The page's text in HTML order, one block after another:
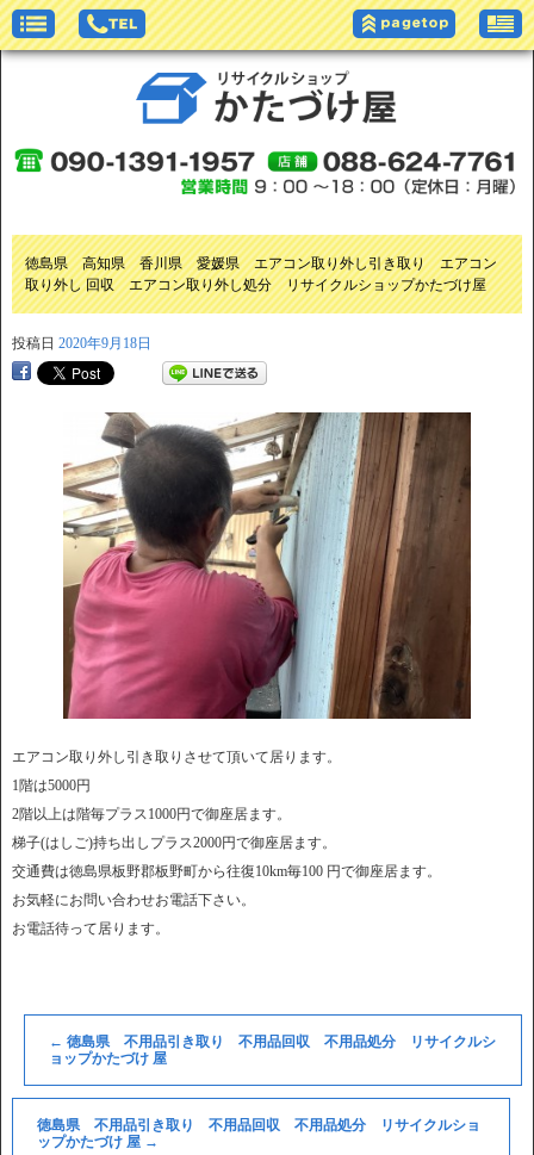
徳島県 高知県 香川県 愛媛県 エアコン取り外し引き取り エアコン
取り外し 回収 エアコン取り外し処分 リサイクルショップかたづけ屋
投稿日 2020年9月18日
エアコン取り外し引き取りさせて頂いて居ります。
1階は5000円
2階以上は階毎プラス1000円で御座居ます。
梯子(はしご)持ち出しプラス2000円で御座居ます。
交通費は徳島県板野郡板野町から往復10km毎100 円で御座居ます。
お気軽にお問い合わせお電話下さい。
お電話待って居ります。
← 徳島県 不用品引き取り 不用品回収 不用品処分 リサイクルシ
ョップかたづけ 屋
徳島県 不用品引き取り 不用品回収 不用品処分 リサイクルショ
ップかたづけ 屋 →